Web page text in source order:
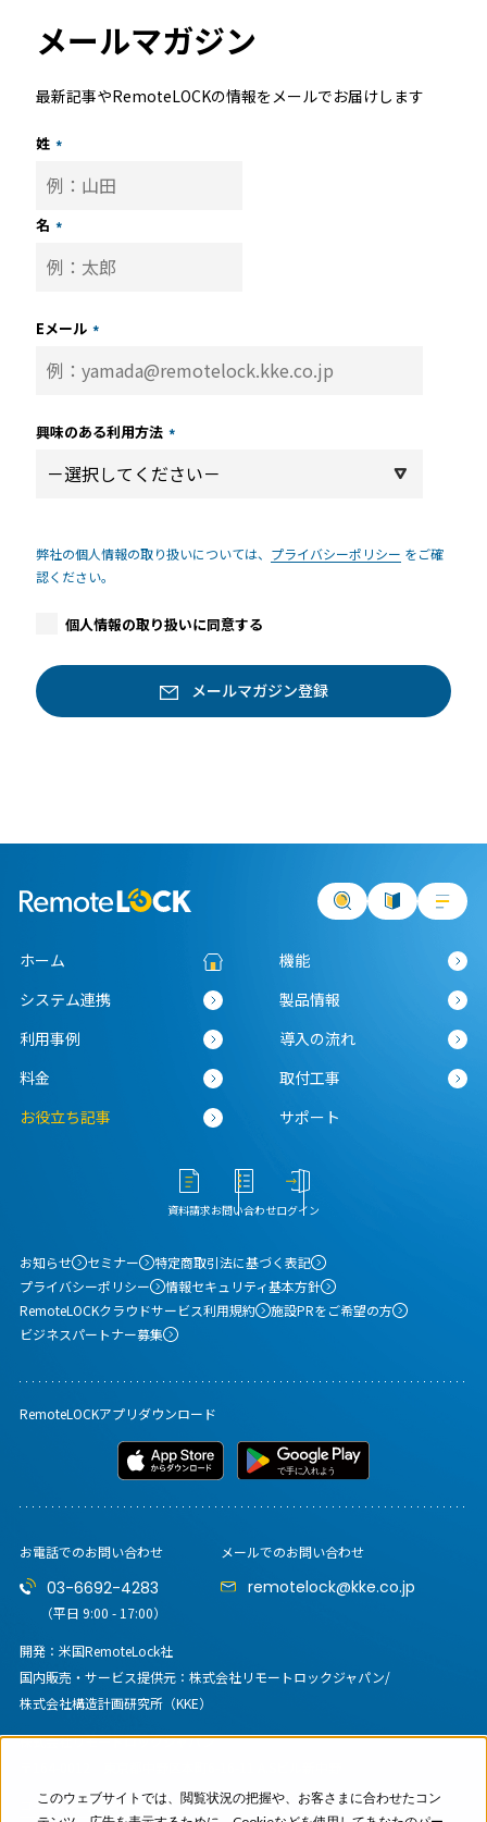
このウェブサイトでは、閲覧状況の把握や、お客さまに合わせたコン
メールマガジン
最新記事やRemoteLOCKの情報をメールでお届けします
姓 *
名 *
Eメール *
興味のある利用方法 *
弊社の個人情報の取り扱いについては、 プライバシーポリシー をご確
認ください。
個人情報の取り扱いに同意する
お電話でのお問い合わせ
03-6692-4283
（平日 9:00 - 17:00）
メールでのお問い合わせ
remotelock@kke.co.jp
開発：米国RemoteLock社
国内販売・サービス提供元： 株式会社リモートロックジャパン/
株式会社構造計画研究所（KKE）
株式会社リモートロックジャパン
コーポレートサイト
ホーム
機能
システム連携
製品情報
利用事例
導入の流れ
料金
取付工事
お役立ち記事
サポート
資料請求お問い合わせログイン
お知らせ セミナー
特定商取引法に基づく表記
プライバシーポリシー
情報セキュリティ基本方針
RemoteLOCKクラウドサービス利用規約
施設PRをご希望の方
ビジネスパートナー募集
RemoteLOCKアプリダウンロード